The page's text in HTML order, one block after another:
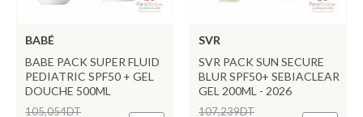
BABÉ
BABE PACK SUPER FLUID
PEDIATRIC SPF50 + GEL
DOUCHE 500ML
105,054DT
SVR
SVR PACK SUN SECURE
BLUR SPF50+ SEBIACLEAR
GEL 200ML - 2026
107,239DT